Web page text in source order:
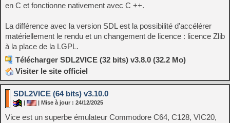
en C et fonctionne nativement avec C ++.
La différence avec la version SDL est la possibilité d'accélérer
matériellement le rendu et un changement de licence : licence Zlib
à la place de la LGPL.
Télécharger SDL2VICE (32 bits) v3.8.0 (32.2 Mo)
Visiter le site officiel
SDL2VICE (64 bits) v3.10.0
| | Mise à jour : 24/12/2025
Vice est un superbe émulateur Commodore C64, C128, VIC20,